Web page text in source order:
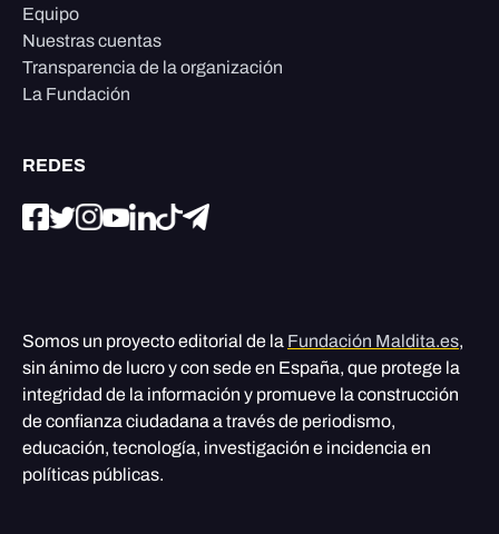
Equipo
Nuestras cuentas
Transparencia de la organización
La Fundación
REDES
Somos un proyecto editorial de la Fundación Maldita.es,
sin ánimo de lucro y con sede en España, que protege la
integridad de la información y promueve la construcción
de confianza ciudadana a través de periodismo,
educación, tecnología, investigación e incidencia en
políticas públicas.